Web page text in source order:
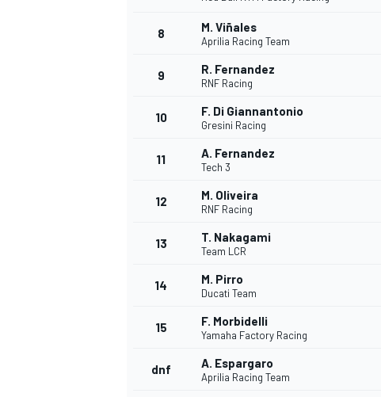
8 M. Viñales
Aprilia Racing Team
9 R. Fernandez
RNF Racing
10 F. Di Giannantonio
Gresini Racing
11 A. Fernandez
Tech 3
12 M. Oliveira
RNF Racing
13 T. Nakagami
Team LCR
14 M. Pirro
Ducati Team
15 F. Morbidelli
Yamaha Factory Racing
dnf A. Espargaro
Aprilia Racing Team